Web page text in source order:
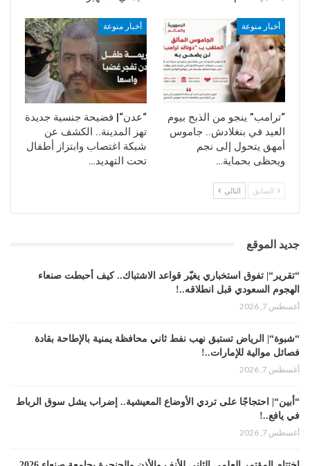
أخبار منوعة
“ترامب” ينجو من الذبح بيوم
العيد في بنغلادش.. جاموس
أمهق يتحول إلى نجم
ويحظى بحماية…
أخبار منوعة
“عدن“| فضيحة جنسية جديدة
تهز المدينة.. الكشف عن
شبكة اغتصاب وابتزاز أطفال
تحت التهديد…
السابق التالي
جديد الموقع
“تقرير“| تفوق استخباري يغيّر قواعد الاشتباك.. كيف أحبطت صنعاء
الهجوم السعودي قبل انطلاقه..!
أغسطس 7, 2026
“شبوة“| الرياض تستبق نهب نفط ثاني محافظة يمنية بالإطاحة بقادة
فصائل موالية للإمارات..!
أغسطس 7, 2026
“أبين“| احتجاجًا على تردي الأوضاع المعيشية.. إضراب يشل سوق الرباط
في يافع..!
أغسطس 7, 2026